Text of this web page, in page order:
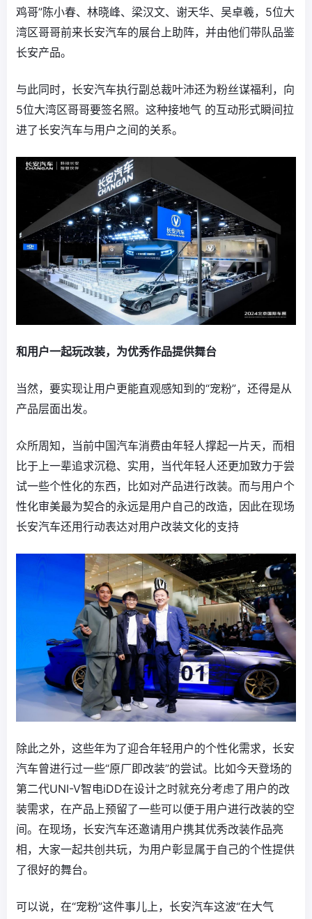
鸡哥”陈小春、林晓峰、梁汉文、谢天华、吴卓羲，5位大
湾区哥哥前来长安汽车的展台上助阵，并由他们带队品鉴
长安产品。
与此同时，长安汽车执行副总裁叶沛还为粉丝谋福利，向
5位大湾区哥哥要签名照。这种接地气 的互动形式瞬间拉
进了长安汽车与用户之间的关系。
和用户一起玩改装，为优秀作品提供舞台
当然，要实现让用户更能直观感知到的“宠粉”，还得是从
产品层面出发。
众所周知，当前中国汽车消费由年轻人撑起一片天，而相
比于上一辈追求沉稳、实用，当代年轻人还更加致力于尝
试一些个性化的东西，比如对产品进行改装。而与用户个
性化审美最为契合的永远是用户自己的改造，因此在现场
长安汽车还用行动表达对用户改装文化的支持
除此之外，这些年为了迎合年轻用户的个性化需求，长安
汽车曾进行过一些“原厂即改装”的尝试。比如今天登场的
第二代UNI-V智电iDD在设计之时就充分考虑了用户的改
装需求，在产品上预留了一些可以便于用户进行改装的空
间。在现场，长安汽车还邀请用户携其优秀改装作品亮
相，大家一起共创共玩，为用户彰显属于自己的个性提供
了很好的舞台。
可以说，在“宠粉”这件事儿上，长安汽车这波“在大气